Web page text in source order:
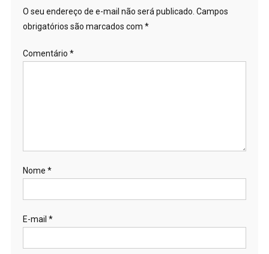
O seu endereço de e-mail não será publicado. Campos
obrigatórios são marcados com *
Comentário *
Nome *
E-mail *